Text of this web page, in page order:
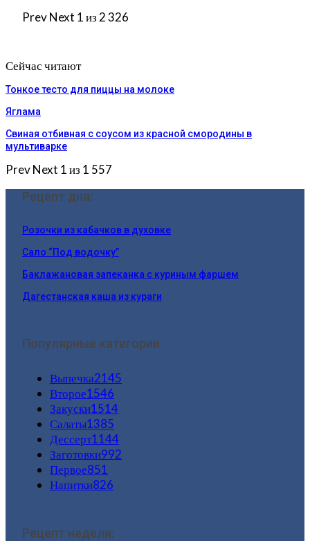
PrevNext 1 из 2 326
Сейчас читают
Тонкое тесто для пиццы на молоке
Яглама
Свиная отбивная с соусом из красной смородины в
мультиварке
PrevNext 1 из 1 557
Рецепт дня:
Розочки из кабачков в духовке
Сало “Под водочку”
Баклажановая запеканка с куриным фаршем
Дагестанская каша из кураги
Популярные категории
Выпечка2145
Второе1546
Закуски1514
Салаты1385
Дессерт1144
Заготовки992
Первое851
Напитки826
Рецепт недели: